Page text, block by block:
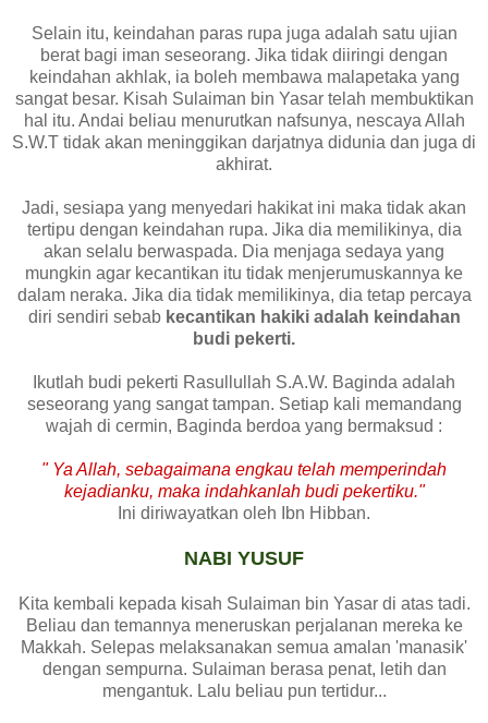
Selain itu, keindahan paras rupa juga adalah satu ujian
berat bagi iman seseorang. Jika tidak diiringi dengan
keindahan akhlak, ia boleh membawa malapetaka yang
sangat besar. Kisah Sulaiman bin Yasar telah membuktikan
hal itu. Andai beliau menurutkan nafsunya, nescaya Allah
S.W.T tidak akan meninggikan darjatnya didunia dan juga di
akhirat.
Jadi, sesiapa yang menyedari hakikat ini maka tidak akan
tertipu dengan keindahan rupa. Jika dia memilikinya, dia
akan selalu berwaspada. Dia menjaga sedaya yang
mungkin agar kecantikan itu tidak menjerumuskannya ke
dalam neraka. Jika dia tidak memilikinya, dia tetap percaya
diri sendiri sebab kecantikan hakiki adalah keindahan
budi pekerti.
Ikutlah budi pekerti Rasullullah S.A.W. Baginda adalah
seseorang yang sangat tampan. Setiap kali memandang
wajah di cermin, Baginda berdoa yang bermaksud :
" Ya Allah, sebagaimana engkau telah memperindah
kejadianku, maka indahkanlah budi pekertiku."
Ini diriwayatkan oleh Ibn Hibban.
NABI YUSUF
Kita kembali kepada kisah Sulaiman bin Yasar di atas tadi.
Beliau dan temannya meneruskan perjalanan mereka ke
Makkah. Selepas melaksanakan semua amalan 'manasik'
dengan sempurna. Sulaiman berasa penat, letih dan
mengantuk. Lalu beliau pun tertidur...